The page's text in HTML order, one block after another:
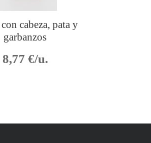
cabeza, pata y
garbanzos
8,77 €/u.